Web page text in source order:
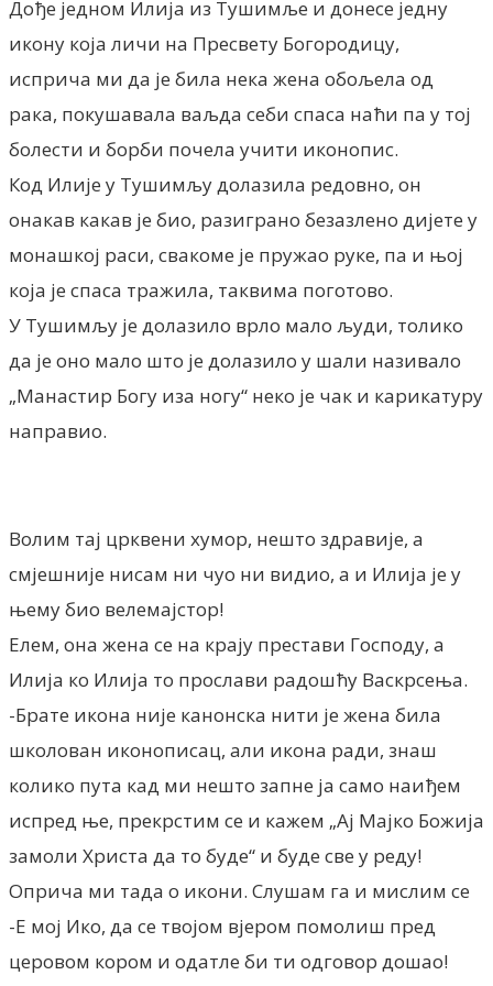
Дође једном Илија из Тушимље и донесе једну
икону која личи на Пресвету Богородицу,
исприча ми да је била нека жена обољела од
рака, покушавала ваљда себи спаса наћи па у тој
болести и борби почела учити иконопис.
Код Илије у Тушимљу долазила редовно, он
онакав какав је био, разиграно безазлено дијете у
монашкој раси, свакоме је пружао руке, па и њој
која је спаса тражила, таквима поготово.
У Тушимљу је долазило врло мало људи, толико
да је оно мало што је долазило у шали називало
„Манастир Богу иза ногу“ неко је чак и карикатуру
направио.
Волим тај црквени хумор, нешто здравије, а
смјешније нисам ни чуо ни видио, а и Илија је у
њему био велемајстор!
Елем, она жена се на крају престави Господу, а
Илија ко Илија то прослави радошћу Васкрсења.
-Брате икона није канонска нити је жена била
школован иконописац, али икона ради, знаш
колико пута кад ми нешто запне ја само наиђем
испред ње, прекрстим се и кажем „Ај Мајко Божија
замоли Христа да то буде“ и буде све у реду!
Оприча ми тада о икони. Слушам га и мислим се
-Е мој Ико, да се твојом вјером помолиш пред
церовом кором и одатле би ти одговор дошао!